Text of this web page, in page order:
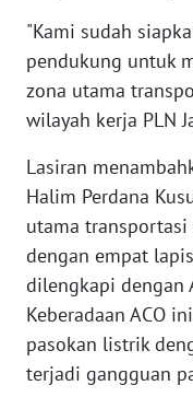
"Kami sudah
pendukung untuk
zona utama
wilayah kerja PLN
Lasiran
Halim Perdana
utama
dengan empat
dilengkapi dengan
Keberadaan ACO
pasokan listrik
terjadi gangguan
WN
JOGJA
WN
WN
BALI
WN
KALBAR
WN
KALTENG